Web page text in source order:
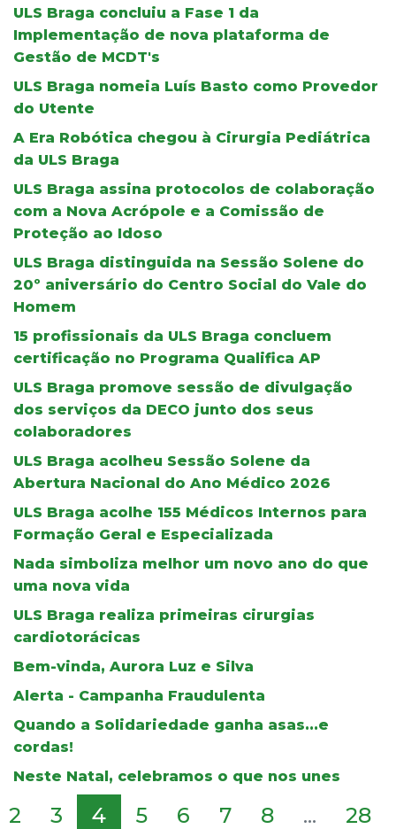
ULS Braga concluiu a Fase 1 da
Implementação de nova plataforma de
Gestão de MCDT's
ULS Braga nomeia Luís Basto como Provedor
do Utente
A Era Robótica chegou à Cirurgia Pediátrica
da ULS Braga
ULS Braga assina protocolos de colaboração
com a Nova Acrópole e a Comissão de
Proteção ao Idoso
ULS Braga distinguida na Sessão Solene do
20º aniversário do Centro Social do Vale do
Homem
15 profissionais da ULS Braga concluem
certificação no Programa Qualifica AP
ULS Braga promove sessão de divulgação
dos serviços da DECO junto dos seus
colaboradores
ULS Braga acolheu Sessão Solene da
Abertura Nacional do Ano Médico 2026
ULS Braga acolhe 155 Médicos Internos para
Formação Geral e Especializada
Nada simboliza melhor um novo ano do que
uma nova vida
ULS Braga realiza primeiras cirurgias
cardiotorácicas
Bem-vinda, Aurora Luz e Silva
Alerta - Campanha Fraudulenta
Quando a Solidariedade ganha asas...e
cordas!
Neste Natal, celebramos o que nos unes
2 3 4 5 6 7 8 ... 28